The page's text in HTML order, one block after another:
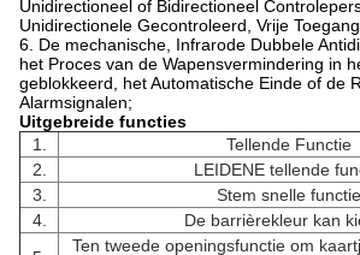
Unidirectioneel of Bidirectioneel
Unidirectionele Gecontroleerd, Vrije
6. De mechanische, Infrarode Dubbele
het Proces van de Wapensvermindering in
geblokkeerd, het Automatische Einde of de
Alarmsignalen;
Uitgebreide functies
1.
Tellende Functie
2.
LEIDENE tellende
3.
Stem snelle functie
4.
De barrièrekleur kan
Ten tweede openingsfunctie om